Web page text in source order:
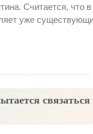
Считается, что
уже